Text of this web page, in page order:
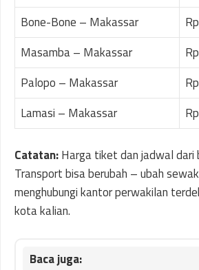
Bone-Bone – Makassar
Masamba – Makassar
Palopo – Makassar
Lamasi – Makassar
Catatan:Harga tiket dan jadwal dari
Transport bisa berubah – ubah
menghubungi kantor perwakilan
kota kalian.